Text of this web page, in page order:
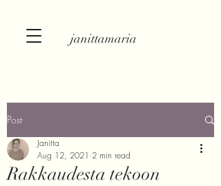
janittamaria
Post
Rakkaudesta tekoon
Janitta
Aug 12, 2021 2 min read